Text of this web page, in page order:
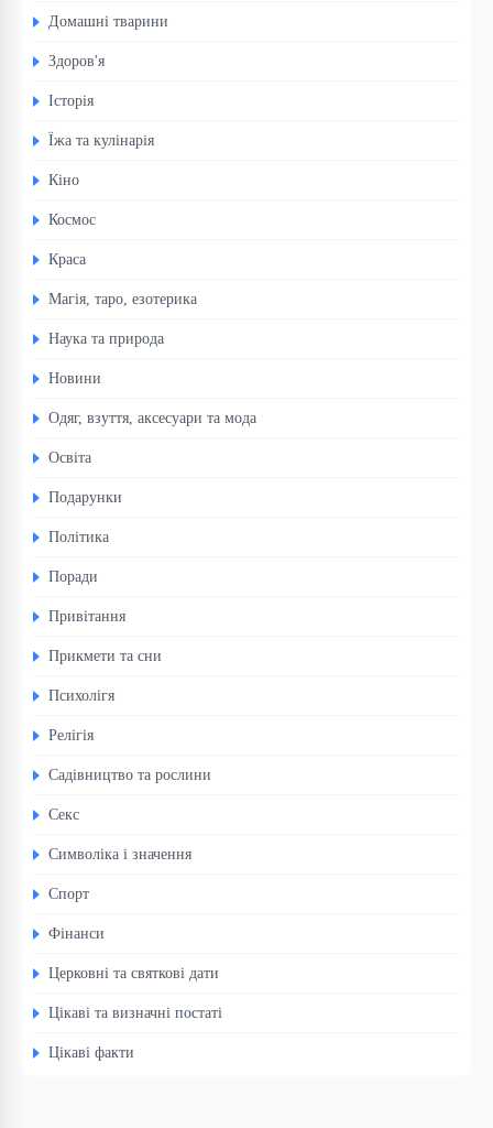
Домашні тварини
Здоров'я
Історія
Їжа та кулінарія
Кіно
Космос
Краса
Магія, таро, езотерика
Наука та природа
Новини
Одяг, взуття, аксесуари та мода
Освіта
Подарунки
Політика
Поради
Привітання
Прикмети та сни
Психолігя
Релігія
Садівництво та рослини
Секс
Символіка і значення
Спорт
Фінанси
Церковні та святкові дати
Цікаві та визначні постаті
Цікаві факти